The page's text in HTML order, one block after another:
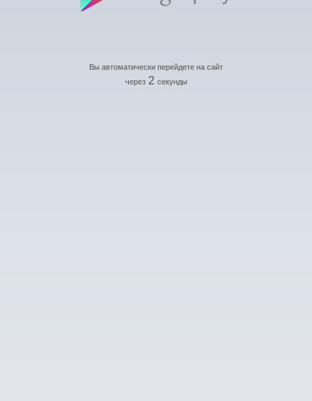
Вы автоматически перейдете на сайт
через 2 секунды